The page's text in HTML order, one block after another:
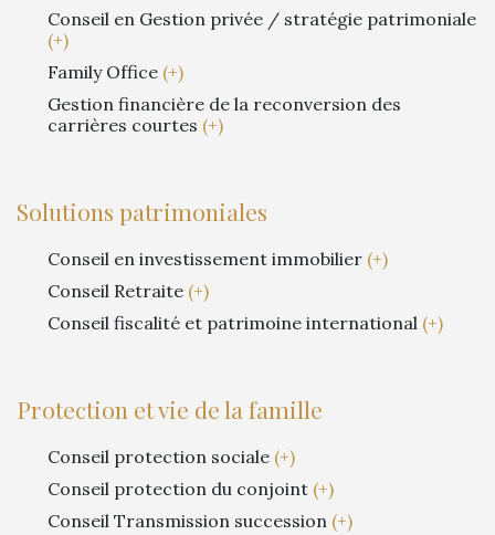
Conseil en Gestion privée / stratégie patrimoniale
(+)
Family Office (+)
Gestion financière de la reconversion des
carrières courtes (+)
Solutions patrimoniales
Conseil en investissement immobilier (+)
Conseil Retraite (+)
Conseil fiscalité et patrimoine international (+)
Protection et vie de la famille
Conseil protection sociale (+)
Conseil protection du conjoint (+)
Conseil Transmission succession (+)